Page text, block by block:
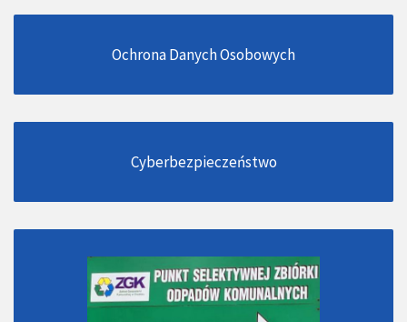
Ochrona Danych Osobowych
Cyberbezpieczeństwo